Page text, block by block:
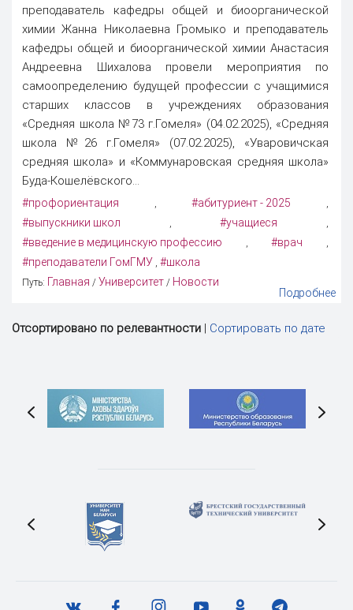
преподаватель кафедры общей и биоорганической
химии Жанна Николаевна Громыко и преподаватель
кафедры общей и биоорганической химии Анастасия
Андреевна Шихалова провели мероприятия по
самоопределению будущей профессии с учащимися
старших классов в учреждениях образования
«Средняя школа №73 г.Гомеля» (04.02.2025), «Средняя
школа №26 г.Гомеля» (07.02.2025), «Уваровичская
средняя школа» и «Коммунаровская средняя школа»
Буда-Кошелёвского...
#профориентация ,#абитуриент - 2025 ,
#выпускники школ ,#учащиеся ,
#введение в медицинскую профессию ,#врач ,
#преподаватели ГомГМУ , #школа
Путь: Главная / Университет / Новости
Подробнее
Отсортировано по релевантности | Сортировать по дате